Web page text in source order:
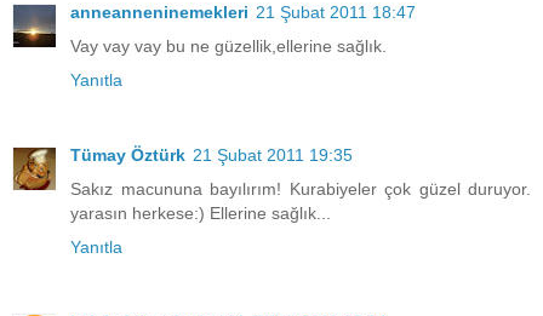
anneanneninemekleri 21 Şubat 2011 18:47
Vay vay vay bu ne güzellik,ellerine sağlık.
Yanıtla
Tümay Öztürk 21 Şubat 2011 19:35
Sakız macununa bayılırım! Kurabiyeler çok güzel duruyor.
yarasın herkese:) Ellerine sağlık...
Yanıtla